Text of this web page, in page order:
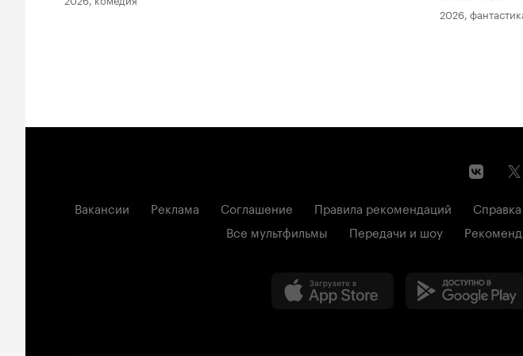
2026,
Вакансии Реклама Соглашение Правила рекомендаций Справка
Все мультфильмы
Передачи и шоу